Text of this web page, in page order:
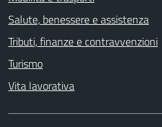
Salute, benessere e assistenza
Tributi, finanze e contravvenzioni
Turismo
Vita lavorativa